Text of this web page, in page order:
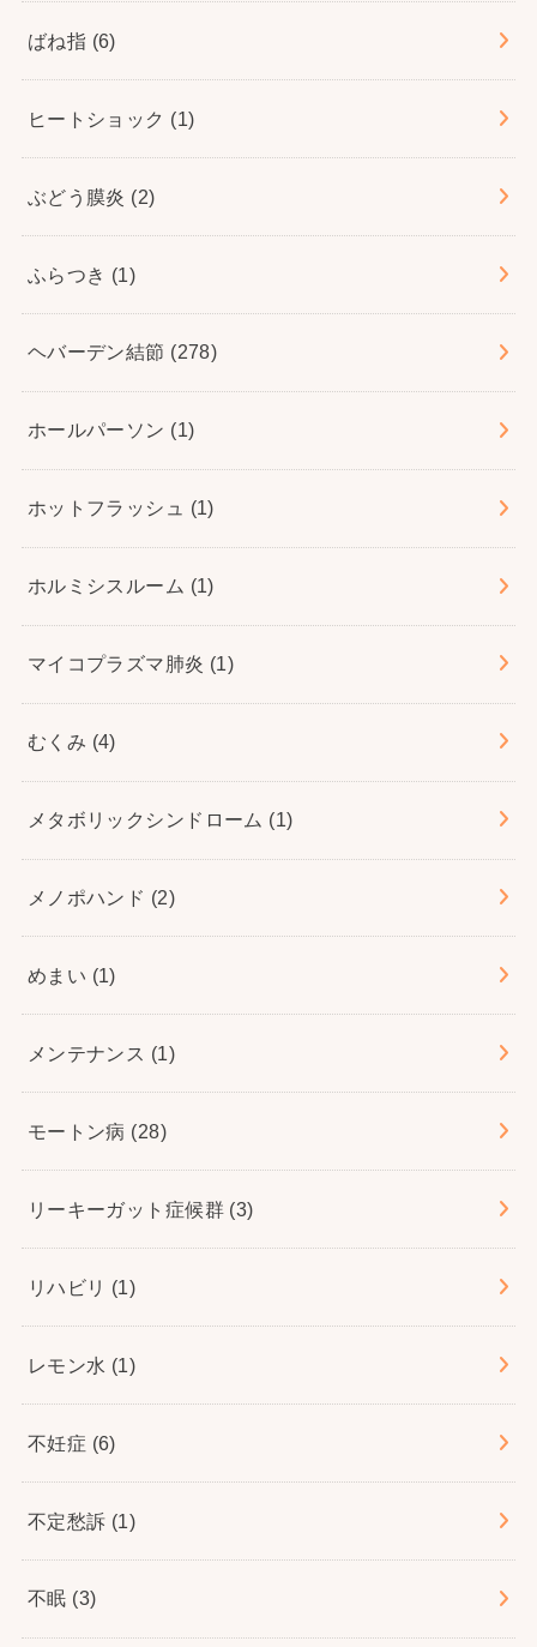
ばね指 (6)
ヒートショック (1)
ぶどう膜炎 (2)
ふらつき (1)
ヘバーデン結節 (278)
ホールパーソン (1)
ホットフラッシュ (1)
ホルミシスルーム (1)
マイコプラズマ肺炎 (1)
むくみ (4)
メタボリックシンドローム (1)
メノポハンド (2)
めまい (1)
メンテナンス (1)
モートン病 (28)
リーキーガット症候群 (3)
リハビリ (1)
レモン水 (1)
不妊症 (6)
不定愁訴 (1)
不眠 (3)